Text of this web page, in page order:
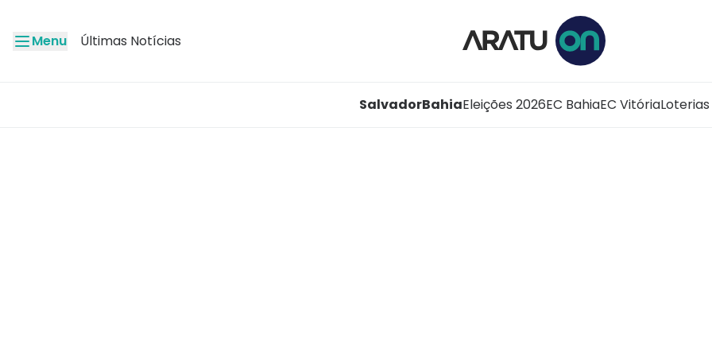
Menu Últimas Notícias
SalvadorBahiaEleições 2026EC BahiaEC VitóriaLoterias